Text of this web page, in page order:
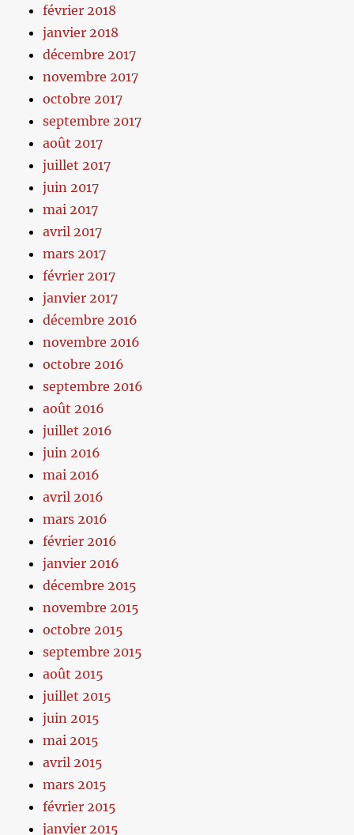
février 2018
janvier 2018
décembre 2017
novembre 2017
octobre 2017
septembre 2017
août 2017
juillet 2017
juin 2017
mai 2017
avril 2017
mars 2017
février 2017
janvier 2017
décembre 2016
novembre 2016
octobre 2016
septembre 2016
août 2016
juillet 2016
juin 2016
mai 2016
avril 2016
mars 2016
février 2016
janvier 2016
décembre 2015
novembre 2015
octobre 2015
septembre 2015
août 2015
juillet 2015
juin 2015
mai 2015
avril 2015
mars 2015
février 2015
janvier 2015